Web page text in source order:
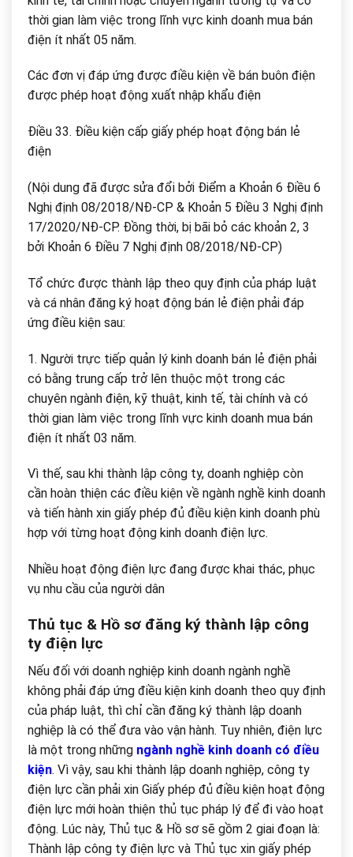
thời gian làm việc trong lĩnh vực kinh doanh mua bán
điện ít nhất 05 năm.
Các đơn vị đáp ứng được điều kiện về bán buôn điện
được phép hoạt động xuất nhập khẩu điện
Điều 33. Điều kiện cấp giấy phép hoạt động bán lẻ
điện
(Nội dung đã được sửa đổi bởi Điểm a Khoản 6 Điều 6
Nghị định 08/2018/NĐ-CP & Khoản 5 Điều 3 Nghị định
17/2020/NĐ-CP. Đồng thời, bị bãi bỏ các khoản 2, 3
bởi Khoản 6 Điều 7 Nghị định 08/2018/NĐ-CP)
Tổ chức được thành lập theo quy định của pháp luật
và cá nhân đăng ký hoạt động bán lẻ điện phải đáp
ứng điều kiện sau:
1. Người trực tiếp quản lý kinh doanh bán lẻ điện phải
có bằng trung cấp trở lên thuộc một trong các
chuyên ngành điện, kỹ thuật, kinh tế, tài chính và có
thời gian làm việc trong lĩnh vực kinh doanh mua bán
điện ít nhất 03 năm.
Vì thế, sau khi thành lập công ty, doanh nghiệp còn
cần hoàn thiện các điều kiện về ngành nghề kinh doanh
và tiến hành xin giấy phép đủ điều kiện kinh doanh phù
hợp với từng hoạt động kinh doanh điện lực.
Nhiều hoạt động điện lực đang được khai thác, phục
vụ nhu cầu của người dân
Thủ tục & Hồ sơ đăng ký thành lập công
ty điện lực
Nếu đối với doanh nghiệp kinh doanh ngành nghề
không phải đáp ứng điều kiện kinh doanh theo quy định
của pháp luật, thì chỉ cần đăng ký thành lập doanh
nghiệp là có thể đưa vào vận hành. Tuy nhiên, điện lực
là một trong những ngành nghề kinh doanh có điều
kiện. Vì vậy, sau khi thành lập doanh nghiệp, công ty
điện lực cần phải xin Giấy phép đủ điều kiện hoạt động
điện lực mới hoàn thiện thủ tục pháp lý để đi vào hoạt
động. Lúc này, Thủ tục & Hồ sơ sẽ gồm 2 giai đoạn là:
Thành lập công ty điện lực và Thủ tục xin giấy phép